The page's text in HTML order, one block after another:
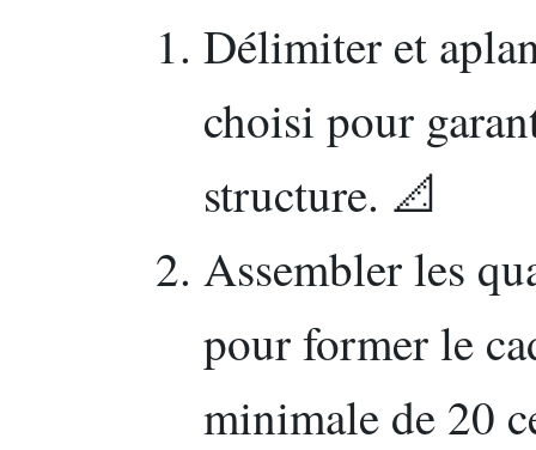
Délimiter et
choisi pour
structure. 📐
Assembler les
pour former le
minimale de 20